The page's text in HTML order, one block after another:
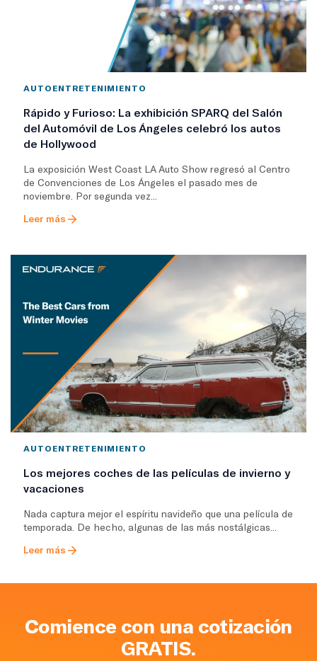
AUTOENTRETENIMIENTO
Rápido y Furioso: La exhibición SPARQ del Salón
del Automóvil de Los Ángeles celebró los autos
de Hollywood
La exposición West Coast LA Auto Show regresó al Centro
de Convenciones de Los Ángeles el pasado mes de
noviembre. Por segunda vez...
Leer más
AUTOENTRETENIMIENTO
Los mejores coches de las películas de invierno y
vacaciones
Nada captura mejor el espíritu navideño que una película de
temporada. De hecho, algunas de las más nostálgicas...
Leer más
Comience con una cotización
GRATIS.